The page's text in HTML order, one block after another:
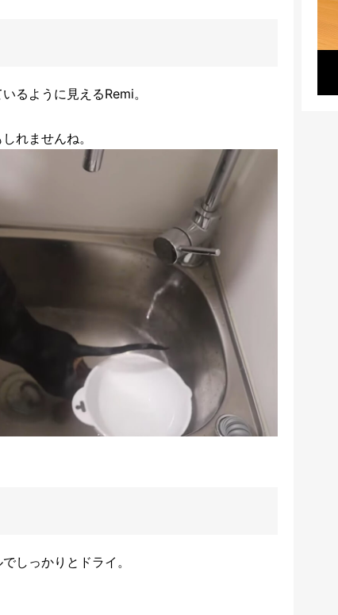
るように見えるRemi。
れませんね。
しっかりとドライ。